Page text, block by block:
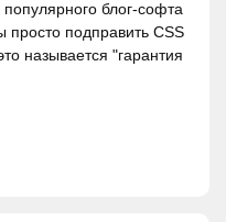
блог-софта
просто подправить CSS
называется "гарантия